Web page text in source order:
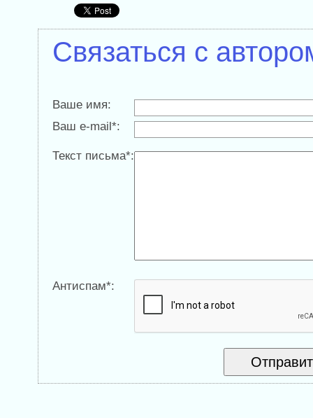
Связаться с
Ваше имя:
Ваш e-mail*:
Текст письма*:
Антиспам*: